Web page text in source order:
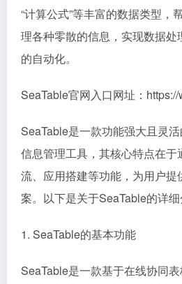
“计算公式”等丰富的数据类型，
理各种零散的信息，实现数据
的自动化。
SeaTable官网入口网址：
SeaTable是一款功能强大且灵
信息管理工具，其核心特点在
流、应用搭建等功能，为用户
案。以下是关于SeaTable的详细
1. SeaTable的基本功能
SeaTable是一款基于在线协同